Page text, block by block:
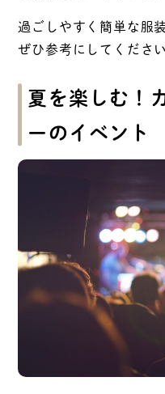
過ごしやすく簡単な服
ぜひ参考にしてください
夏を楽しむ！
ーのイベント